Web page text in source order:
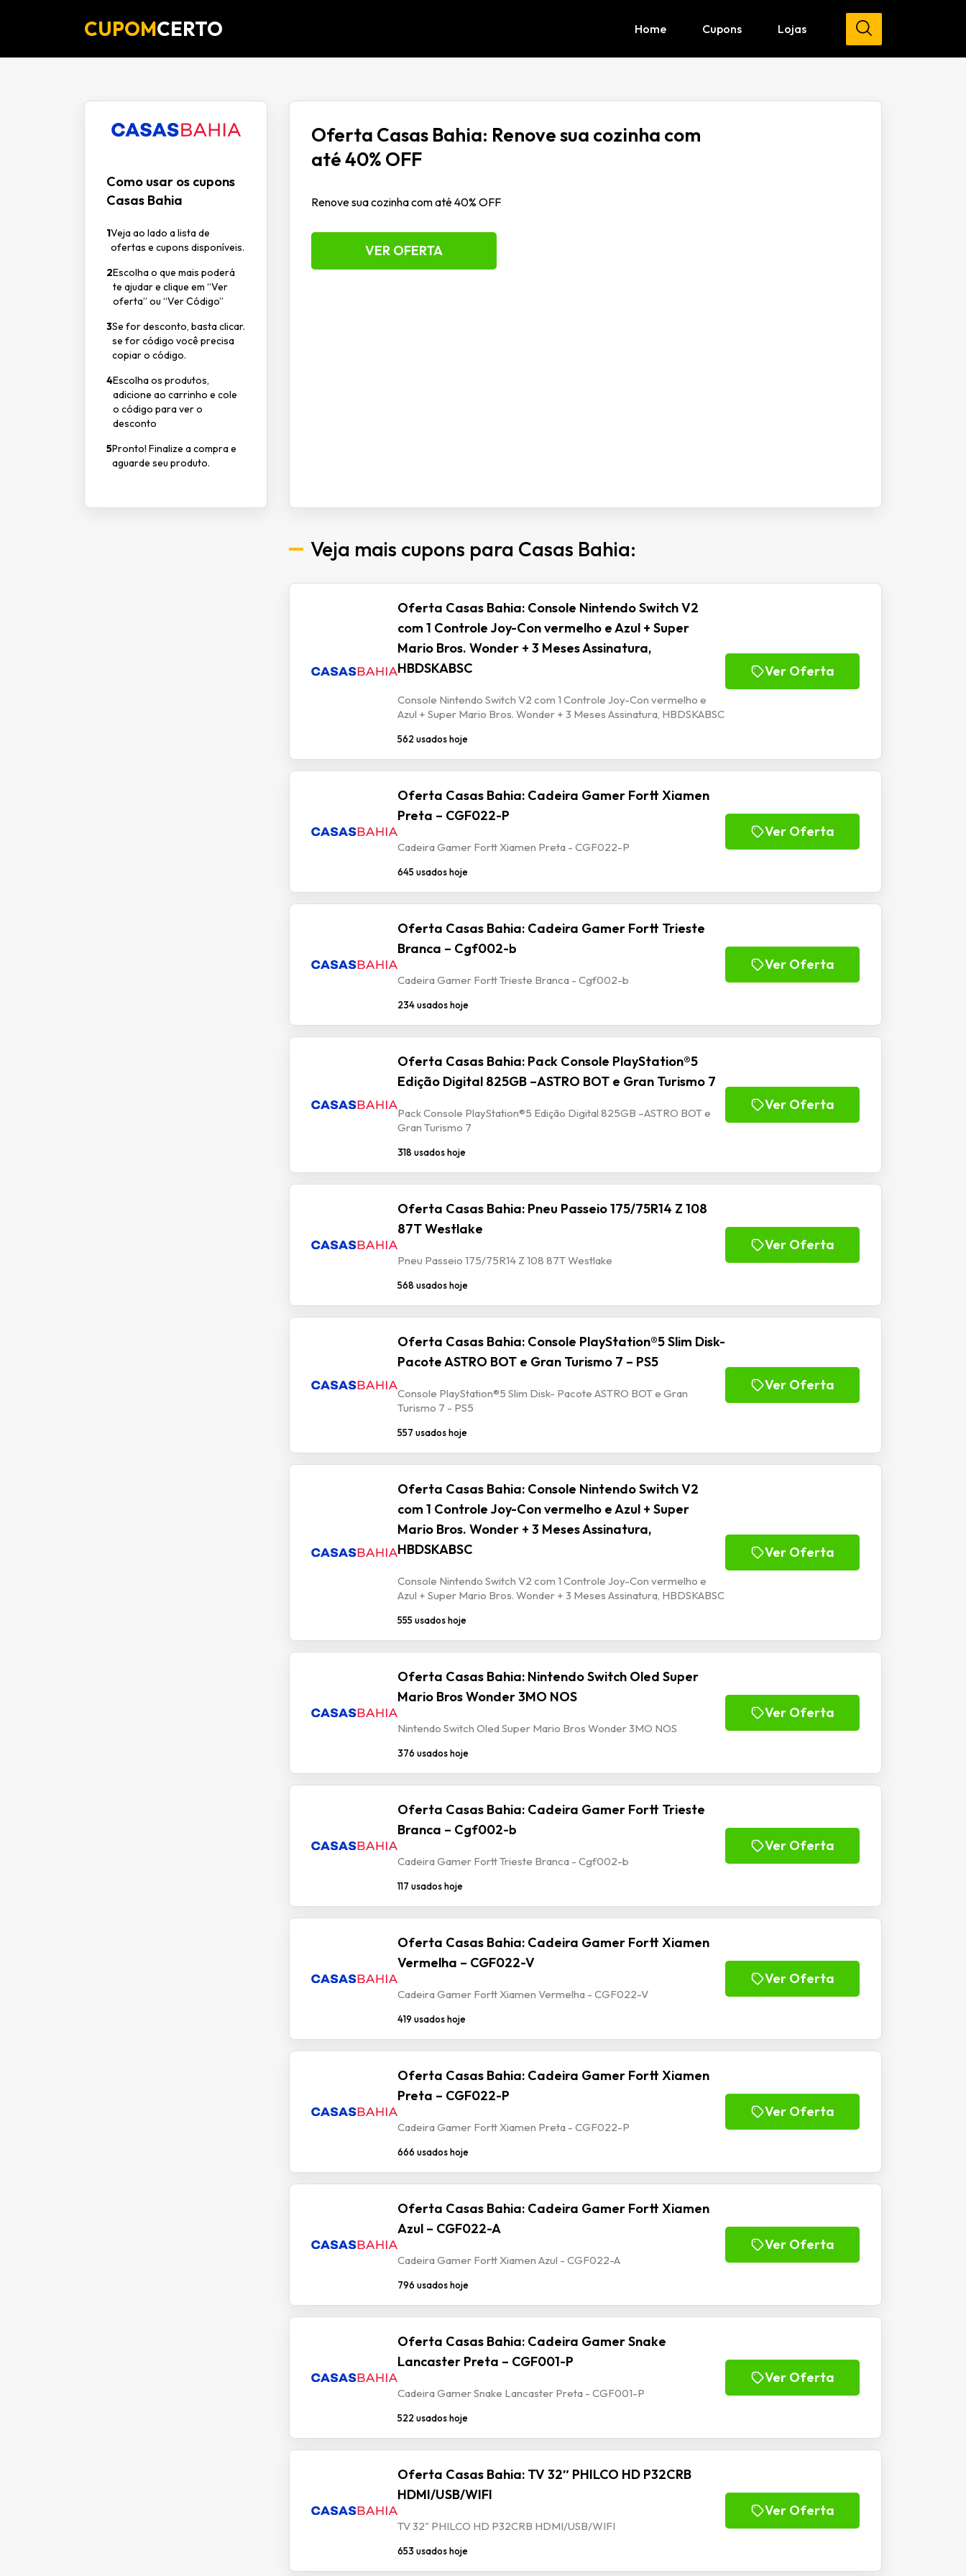
CUPOMCERTO Home Cupons Lojas
Como usar os cupons
Casas Bahia
1Veja ao lado a lista de
ofertas e cupons disponíveis.
2Escolha o que mais poderá
te ajudar e clique em “Ver
oferta” ou “Ver Código”
3Se for desconto, basta clicar.
se for código você precisa
copiar o código.
4Escolha os produtos,
adicione ao carrinho e cole
o código para ver o
desconto
5Pronto! Finalize a compra e
aguarde seu produto.
Oferta Casas Bahia: Renove sua cozinha com
até 40% OFF
Renove sua cozinha com até 40% OFF
VER OFERTA
Veja mais cupons para Casas Bahia:
Oferta Casas Bahia: Console Nintendo Switch V2
com 1 Controle Joy-Con vermelho e Azul + Super
Mario Bros. Wonder + 3 Meses Assinatura,
HBDSKABSC
Console Nintendo Switch V2 com 1 Controle Joy-Con vermelho e
Azul + Super Mario Bros. Wonder + 3 Meses Assinatura, HBDSKABSC
562 usados hoje
Ver Oferta
Oferta Casas Bahia: Cadeira Gamer Fortt Xiamen
Preta – CGF022-P
Cadeira Gamer Fortt Xiamen Preta - CGF022-P
645 usados hoje
Ver Oferta
Oferta Casas Bahia: Cadeira Gamer Fortt Trieste
Branca – Cgf002-b
Cadeira Gamer Fortt Trieste Branca - Cgf002-b
234 usados hoje
Ver Oferta
Oferta Casas Bahia: Pack Console PlayStation®5
Edição Digital 825GB –ASTRO BOT e Gran Turismo 7
Pack Console PlayStation®5 Edição Digital 825GB –ASTRO BOT e
Gran Turismo 7
318 usados hoje
Ver Oferta
Oferta Casas Bahia: Pneu Passeio 175/75R14 Z 108
87T Westlake
Pneu Passeio 175/75R14 Z 108 87T Westlake
568 usados hoje
Ver Oferta
Oferta Casas Bahia: Console PlayStation®5 Slim Disk-
Pacote ASTRO BOT e Gran Turismo 7 – PS5
Console PlayStation®5 Slim Disk- Pacote ASTRO BOT e Gran
Turismo 7 - PS5
557 usados hoje
Ver Oferta
Oferta Casas Bahia: Console Nintendo Switch V2
com 1 Controle Joy-Con vermelho e Azul + Super
Mario Bros. Wonder + 3 Meses Assinatura,
HBDSKABSC
Console Nintendo Switch V2 com 1 Controle Joy-Con vermelho e
Azul + Super Mario Bros. Wonder + 3 Meses Assinatura, HBDSKABSC
555 usados hoje
Ver Oferta
Oferta Casas Bahia: Nintendo Switch Oled Super
Mario Bros Wonder 3MO NOS
Nintendo Switch Oled Super Mario Bros Wonder 3MO NOS
376 usados hoje
Ver Oferta
Oferta Casas Bahia: Cadeira Gamer Fortt Trieste
Branca – Cgf002-b
Cadeira Gamer Fortt Trieste Branca - Cgf002-b
117 usados hoje
Ver Oferta
Oferta Casas Bahia: Cadeira Gamer Fortt Xiamen
Vermelha – CGF022-V
Cadeira Gamer Fortt Xiamen Vermelha - CGF022-V
419 usados hoje
Ver Oferta
Oferta Casas Bahia: Cadeira Gamer Fortt Xiamen
Preta – CGF022-P
Cadeira Gamer Fortt Xiamen Preta - CGF022-P
666 usados hoje
Ver Oferta
Oferta Casas Bahia: Cadeira Gamer Fortt Xiamen
Azul – CGF022-A
Cadeira Gamer Fortt Xiamen Azul - CGF022-A
796 usados hoje
Ver Oferta
Oferta Casas Bahia: Cadeira Gamer Snake
Lancaster Preta – CGF001-P
Cadeira Gamer Snake Lancaster Preta - CGF001-P
522 usados hoje
Ver Oferta
Oferta Casas Bahia: TV 32″ PHILCO HD P32CRB
HDMI/USB/WIFI
TV 32" PHILCO HD P32CRB HDMI/USB/WIFI
653 usados hoje
Ver Oferta